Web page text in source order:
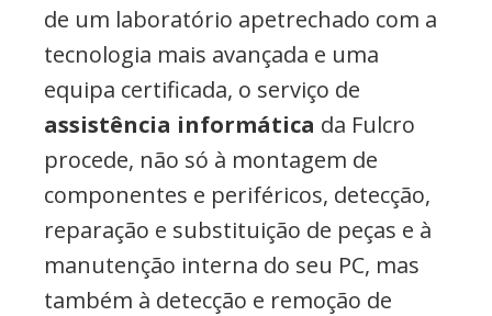
de um laboratório apetrechado com a
tecnologia mais avançada e uma
equipa certificada, o serviço de
assistência informática da Fulcro
procede, não só à montagem de
componentes e periféricos, detecção,
reparação e substituição de peças e à
manutenção interna do seu PC, mas
também à detecção e remoção de